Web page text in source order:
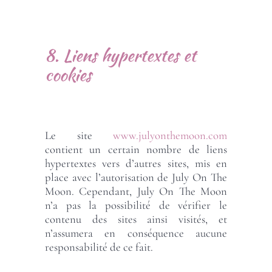
8. Liens hypertextes et
cookies
Le site www.julyonthemoon.com
contient un certain nombre de liens
hypertextes vers d’autres sites, mis en
place avec l’autorisation de July On The
Moon. Cependant, July On The Moon
n’a pas la possibilité de vérifier le
contenu des sites ainsi visités, et
n’assumera en conséquence aucune
responsabilité de ce fait.